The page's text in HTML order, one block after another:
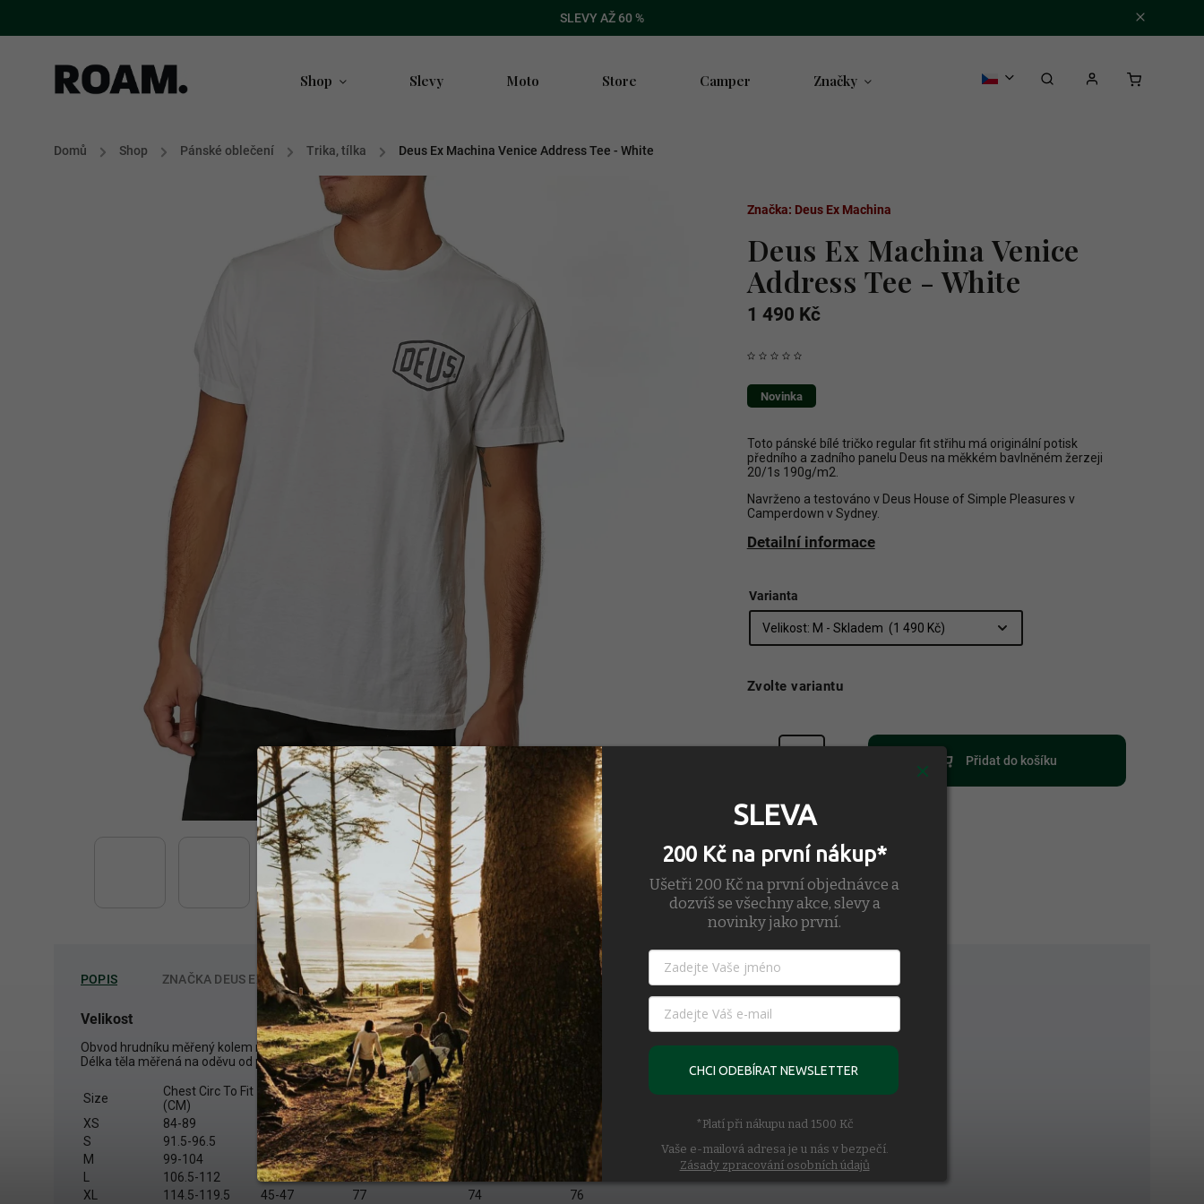
SLEVY AŽ 60 %
Shop Slevy Moto Store Camper Značky
Domů / Shop / Pánské oblečení / Trika, tílka / Deus Ex Machina Venice Address Tee - White
Deus Ex Machina Venice
Address Tee - White
1 490 Kč
Novinka
Toto pánské bílé tričko regular fit střihu má originální potisk
předního a zadního panelu Deus na měkkém bavlněném žerzeji
20/1s 190g/m2.
Navrženo a testováno v Deus House of Simple Pleasures v
Camperdown v Sydney.
Detailní informace
Značka: Deus Ex Machina
Varianta
Zvolte variantu
Přidat do košíku
POPIS ZNAČKA DEUS EX MACHINA
Velikost
Obvod hrudníku měřený kolem nejplnější části.
Délka těla měřená na oděvu od předního bočního bodu u krku po spodní lem - délky jsou pouze orientační. Skutečné délky se liší v závislosti na stylu.
Size
Chest Circ To Fit
(CM)
Chest Circ To
Fit (Inches)
Regular fit body
length (CM)
Slim Fit body
Length (CM)
length (CM)
XS
84-89 33-35 70 67
69
S
91.5-96.5 36-38 71.5 68.5
70.5
M
99-104 39-41 73 70
106.5-112 42-44 74.5 71.5
73.5
XL
114.5-119.5 45-47 77 74
76
SLEVA
200 Kč na první nákup*
Ušetři 200 Kč na první objednávce a
dozvíš se všechny akce, slevy a
novinky jako první.
CHCI ODEBÍRAT NEWSLETTER
*Platí při nákupu nad 1500 Kč
Vaše e-mailová adresa je u nás v bezpečí.
Zásady zpracování osobních údajů